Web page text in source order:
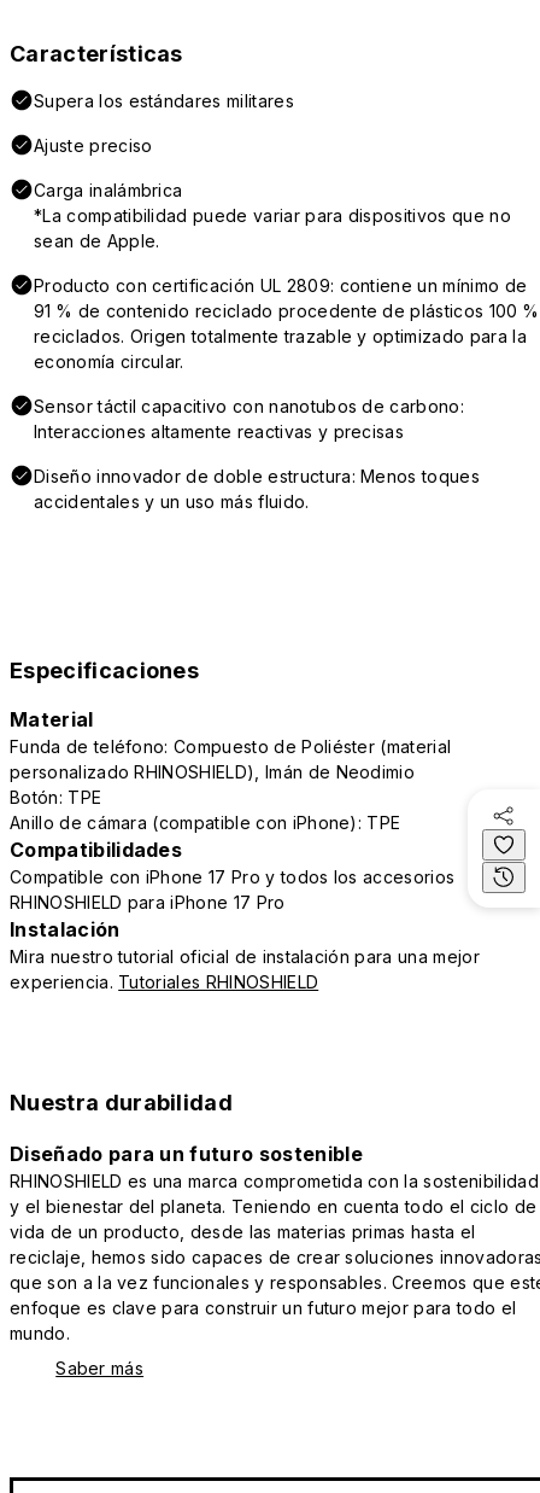
Características
Supera los estándares militares
Ajuste preciso
Carga inalámbrica
*La compatibilidad puede variar para dispositivos que no
sean de Apple.
Producto con certificación UL 2809: contiene un mínimo de
91 % de contenido reciclado procedente de plásticos 100 %
reciclados. Origen totalmente trazable y optimizado para la
economía circular.
Sensor táctil capacitivo con nanotubos de carbono:
Interacciones altamente reactivas y precisas
Diseño innovador de doble estructura: Menos toques
accidentales y un uso más fluido.
Especificaciones
Material
Funda de teléfono: Compuesto de Poliéster (material
personalizado RHINOSHIELD), Imán de Neodimio
Botón: TPE
Anillo de cámara (compatible con iPhone): TPE
Compatibilidades
Compatible con iPhone 17 Pro y todos los accesorios
RHINOSHIELD para iPhone 17 Pro
Instalación
Mira nuestro tutorial oficial de instalación para una mejor
experiencia. Tutoriales RHINOSHIELD
Nuestra durabilidad
Diseñado para un futuro sostenible
RHINOSHIELD es una marca comprometida con la sostenibilidad
y el bienestar del planeta. Teniendo en cuenta todo el ciclo de
vida de un producto, desde las materias primas hasta el
reciclaje, hemos sido capaces de crear soluciones
que son a la vez funcionales y responsables. Creemos que
enfoque es clave para construir un futuro mejor para todo el
mundo.
Saber más